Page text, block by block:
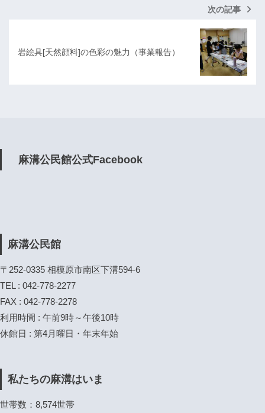
次の記事
岩絵具[天然顔料]の色彩の魅力（事業報告）
麻溝公民館公式Facebook
麻溝公民館
〒252-0335 相模原市南区下溝594-6
TEL : 042-778-2277
FAX : 042-778-2278
利用時間 : 午前9時～午後10時
休館日 : 第4月曜日・年末年始
私たちの麻溝はいま
世帯数：8,574世帯